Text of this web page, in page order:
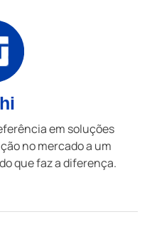
em soluções
no mercado a um
que faz a diferença.